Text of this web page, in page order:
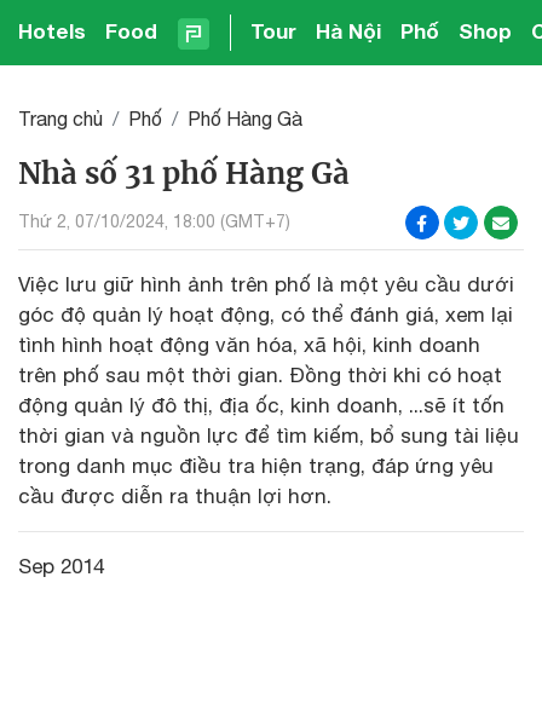
Hotels Food Tour Hà Nội Phố Shop
Trang chủ Phố Phố Hàng Gà
Nhà số 31 phố Hàng Gà
Thứ 2, 07/10/2024, 18:00 (GMT+7)
Việc lưu giữ hình ảnh trên phố là một yêu cầu dưới
góc độ quản lý hoạt động, có thể đánh giá, xem lại
tình hình hoạt động văn hóa, xã hội, kinh doanh
trên phố sau một thời gian. Đồng thời khi có hoạt
động quản lý đô thị, địa ốc, kinh doanh, ...sẽ ít tốn
thời gian và nguồn lực để tìm kiếm, bổ sung tài liệu
trong danh mục điều tra hiện trạng, đáp ứng yêu
cầu được diễn ra thuận lợi hơn.
Sep 2014